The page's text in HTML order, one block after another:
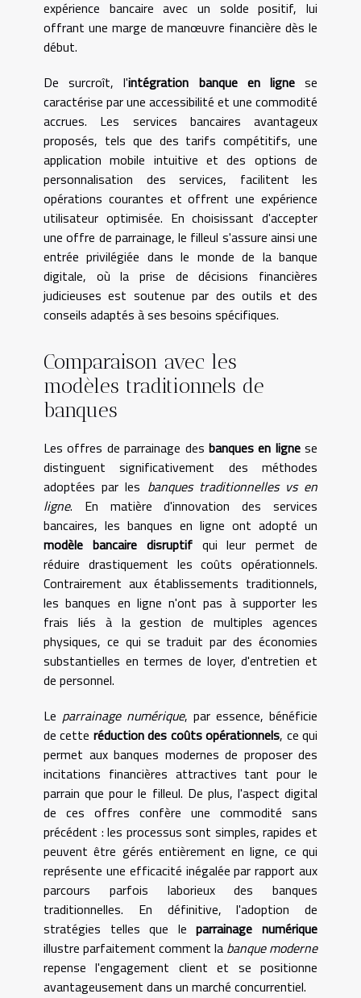
expérience bancaire avec un solde positif, lui
offrant une marge de manœuvre financière dès le
début.
De surcroît, l'intégration banque en lignese
caractérise par une accessibilité et une commodité
accrues. Les services bancaires avantageux
proposés, tels que des tarifs compétitifs, une
application mobile intuitive et des options de
personnalisation des services, facilitent les
opérations courantes et offrent une expérience
utilisateur optimisée. En choisissant d'accepter
une offre de parrainage, le filleul s'assure ainsi une
entrée privilégiée dans le monde de la banque
digitale, où la prise de décisions financières
judicieuses est soutenue par des outils et des
conseils adaptés à ses besoins spécifiques.
Comparaison avec les
modèles traditionnels de
banques
Les offres de parrainage des banques en lignese
distinguent significativement des méthodes
adoptées par les banques traditionnelles vs en
ligne. En matière d'innovation des services
bancaires, les banques en ligne ont adopté un
modèle bancaire disruptifqui leur permet de
réduire drastiquement les coûts opérationnels.
Contrairement aux établissements traditionnels,
les banques en ligne n'ont pas à supporter les
frais liés à la gestion de multiples agences
physiques, ce qui se traduit par des économies
substantielles en termes de loyer, d'entretien et
de personnel.
Le parrainage numérique, par essence, bénéficie
de cette réduction des coûts opérationnels, ce qui
permet aux banques modernes de proposer des
incitations financières attractives tant pour le
parrain que pour le filleul. De plus, l'aspect digital
de ces offres confère une commodité sans
précédent : les processus sont simples, rapides et
peuvent être gérés entièrement en ligne, ce qui
représente une efficacité inégalée par rapport aux
parcours parfois laborieux des banques
traditionnelles. En définitive, l'adoption de
stratégies telles que leparrainage numérique
illustre parfaitement comment la banque moderne
repense l'engagement client et se positionne
avantageusement dans un marché concurrentiel.